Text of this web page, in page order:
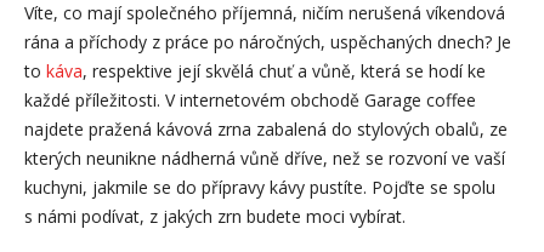
Víte, co mají společného příjemná, ničím nerušená víkendová
rána a příchody z práce po náročných, uspěchaných dnech? Je
to káva, respektive její skvělá chuť a vůně, která se hodí ke
každé příležitosti. V internetovém obchodě Garage coffee
najdete pražená kávová zrna zabalená do stylových obalů, ze
kterých neunikne nádherná vůně dříve, než se rozvoní ve vaší
kuchyni, jakmile se do přípravy kávy pustíte. Pojďte se spolu
s námi podívat, z jakých zrn budete moci vybírat.